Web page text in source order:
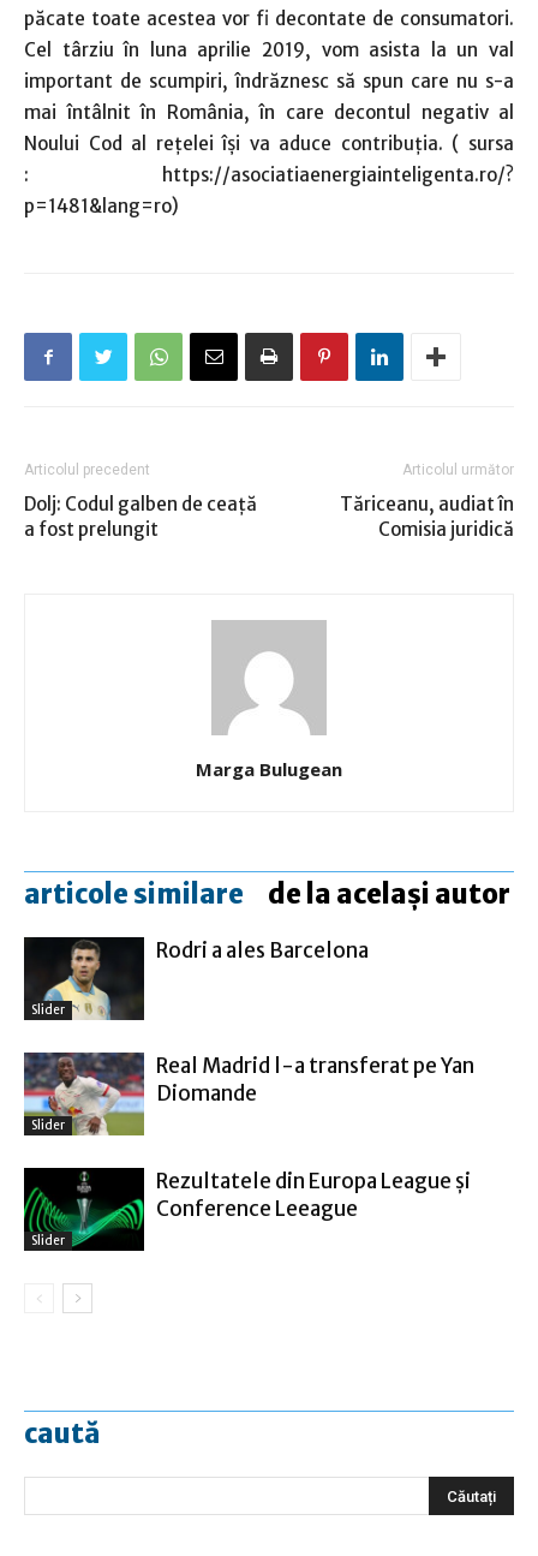
păcate toate acestea vor fi decontate de consumatori.
Cel târziu în luna aprilie 2019, vom asista la un val
important de scumpiri, îndrăznesc să spun care nu s-a
mai întâlnit în România, în care decontul negativ al
Noului Cod al rețelei își va aduce contribuția. ( sursa
: https://asociatiaenergiainteligenta.ro/?
p=1481&lang=ro)
Articolul precedent
Dolj: Codul galben de ceață
a fost prelungit
Articolul următor
Tăriceanu, audiat în
Comisia juridică
Marga Bulugean
articole similare de la același autor
Slider
Rodri a ales Barcelona
Slider
Real Madrid l-a transferat pe Yan
Diomande
Slider
Rezultatele din Europa League şi
Conference Leeague
caută